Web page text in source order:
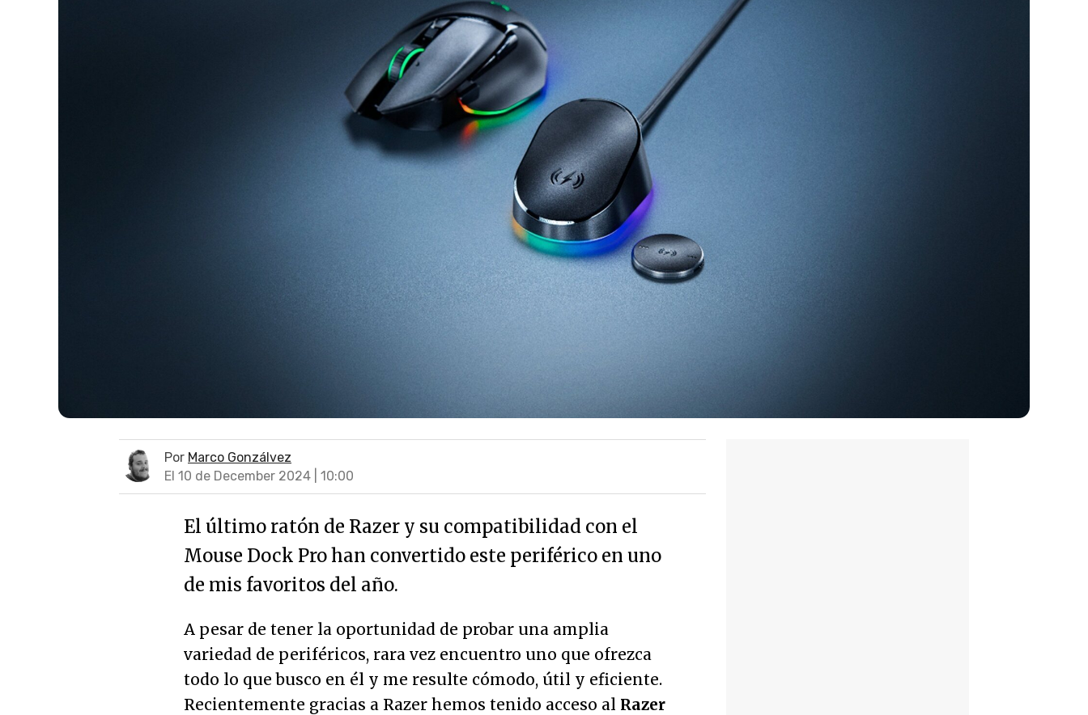
Por Marco Gonzálvez
El 10 de December 2024 | 10:00
El último ratón de Razer y su compatibilidad con el
Mouse Dock Pro han convertido este periférico en uno
de mis favoritos del año.
A pesar de tener la oportunidad de probar una amplia
variedad de periféricos, rara vez encuentro uno que ofrezca
todo lo que busco en él y me resulte cómodo, útil y eficiente.
Recientemente gracias a Razer hemos tenido acceso al Razer